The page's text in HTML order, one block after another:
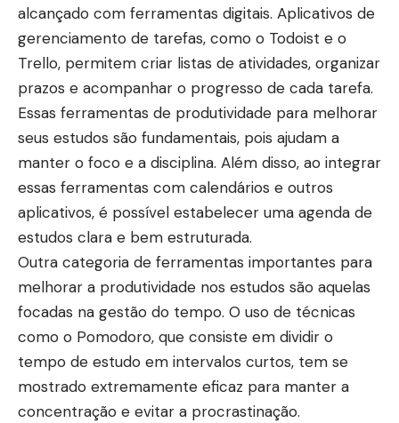
alcançado com ferramentas digitais. Aplicativos de
gerenciamento de tarefas, como o Todoist e o
Trello, permitem criar listas de atividades, organizar
prazos e acompanhar o progresso de cada tarefa.
Essas ferramentas de produtividade para melhorar
seus estudos são fundamentais, pois ajudam a
manter o foco e a disciplina. Além disso, ao integrar
essas ferramentas com calendários e outros
aplicativos, é possível estabelecer uma agenda de
estudos clara e bem estruturada.
Outra categoria de ferramentas importantes para
melhorar a produtividade nos estudos são aquelas
focadas na gestão do tempo. O uso de técnicas
como o Pomodoro, que consiste em dividir o
tempo de estudo em intervalos curtos, tem se
mostrado extremamente eficaz para manter a
concentração e evitar a procrastinação.